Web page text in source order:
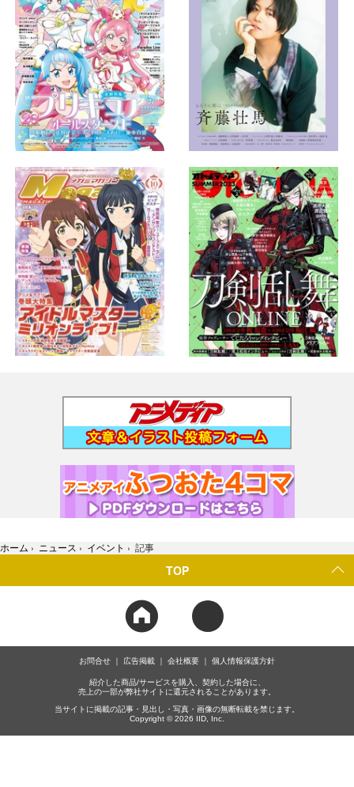
ホーム › ニュース › イベント › 記事
TOP
お問合せ 広告掲載 会社概要 個人情報保護方針
紹介した商品/サービスを購入、契約した場合に、
売上の一部が弊社サイトに還元されることがあります。
当サイトに掲載の記事・見出し・写真・画像の無断転載を禁じます。
Copyright © 2026 IID, Inc.